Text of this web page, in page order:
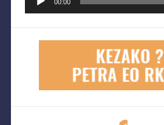
audio
00:00